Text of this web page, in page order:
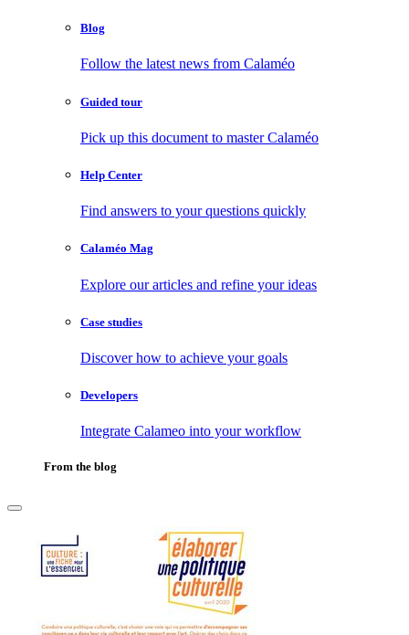
Blog
Follow the latest news from Calaméo
Guided tour
Pick up this document to master Calaméo
Help Center
Find answers to your questions quickly
Calaméo Mag
Explore our articles and refine your ideas
Case studies
Discover how to achieve your goals
Developers
Integrate Calameo into your workflow
From the blog